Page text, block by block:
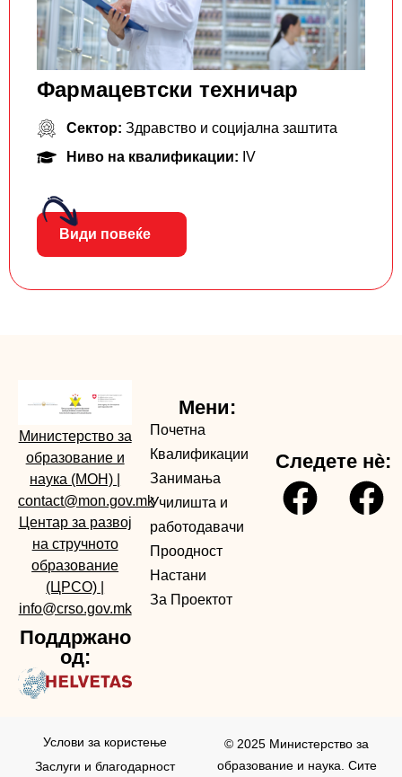
Фармацевтски тeхничар
Сектор: Здравство и социјална заштита
Ниво на квалификации: IV
Види повеќе
Министерство за
образование и
наука (МОН)
contact@mon.gov.mk
Центар за развој
на стручното
образование
(ЦРСО)
info@crso.gov.mk
Поддржано
од:
Мени:
Почетна
Квалификации
Занимања
Училишта и
работодавачи
Проодност
Настани
За Проектот
Следете нè:
© 2025 Министерство за
образование и наука. Сите
Услови за користењe
Заслуги и благодарност